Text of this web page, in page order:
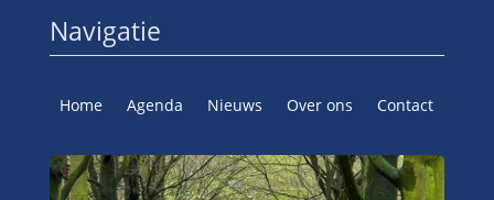
Navigatie
Home Agenda Nieuws Over ons Contact